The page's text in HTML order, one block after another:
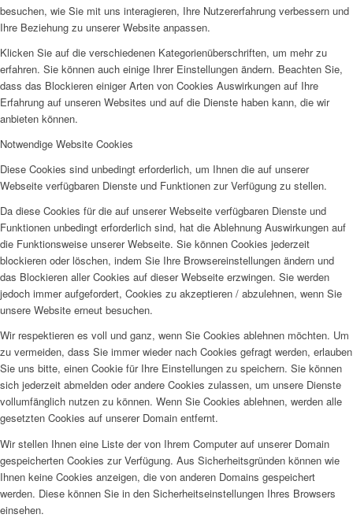
besuchen, wie Sie mit uns interagieren, Ihre Nutzererfahrung verbessern und
Ihre Beziehung zu unserer Website anpassen.
Klicken Sie auf die verschiedenen Kategorienüberschriften, um mehr zu
erfahren. Sie können auch einige Ihrer Einstellungen ändern. Beachten Sie,
dass das Blockieren einiger Arten von Cookies Auswirkungen auf Ihre
Erfahrung auf unseren Websites und auf die Dienste haben kann, die wir
anbieten können.
Notwendige Website Cookies
Diese Cookies sind unbedingt erforderlich, um Ihnen die auf unserer
Webseite verfügbaren Dienste und Funktionen zur Verfügung zu stellen.
Da diese Cookies für die auf unserer Webseite verfügbaren Dienste und
Funktionen unbedingt erforderlich sind, hat die Ablehnung Auswirkungen auf
die Funktionsweise unserer Webseite. Sie können Cookies jederzeit
blockieren oder löschen, indem Sie Ihre Browsereinstellungen ändern und
das Blockieren aller Cookies auf dieser Webseite erzwingen. Sie werden
jedoch immer aufgefordert, Cookies zu akzeptieren / abzulehnen, wenn Sie
unsere Website erneut besuchen.
Wir respektieren es voll und ganz, wenn Sie Cookies ablehnen möchten. Um
zu vermeiden, dass Sie immer wieder nach Cookies gefragt werden, erlauben
Sie uns bitte, einen Cookie für Ihre Einstellungen zu speichern. Sie können
sich jederzeit abmelden oder andere Cookies zulassen, um unsere Dienste
vollumfänglich nutzen zu können. Wenn Sie Cookies ablehnen, werden alle
gesetzten Cookies auf unserer Domain entfernt.
Wir stellen Ihnen eine Liste der von Ihrem Computer auf unserer Domain
gespeicherten Cookies zur Verfügung. Aus Sicherheitsgründen können wie
Ihnen keine Cookies anzeigen, die von anderen Domains gespeichert
werden. Diese können Sie in den Sicherheitseinstellungen Ihres Browsers
einsehen.